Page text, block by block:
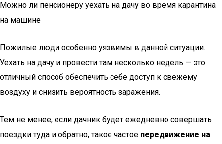
Можно ли пенсионеру уехать на дачу во время карантина
на машине
Пожилые люди особенно уязвимы в данной ситуации.
Уехать на дачу и провести там несколько недель — это
отличный способ обеспечить себе доступ к свежему
воздуху и снизить вероятность заражения.
Тем не менее, если дачник будет ежедневно совершать
поездки туда и обратно, такое частое передвижение на